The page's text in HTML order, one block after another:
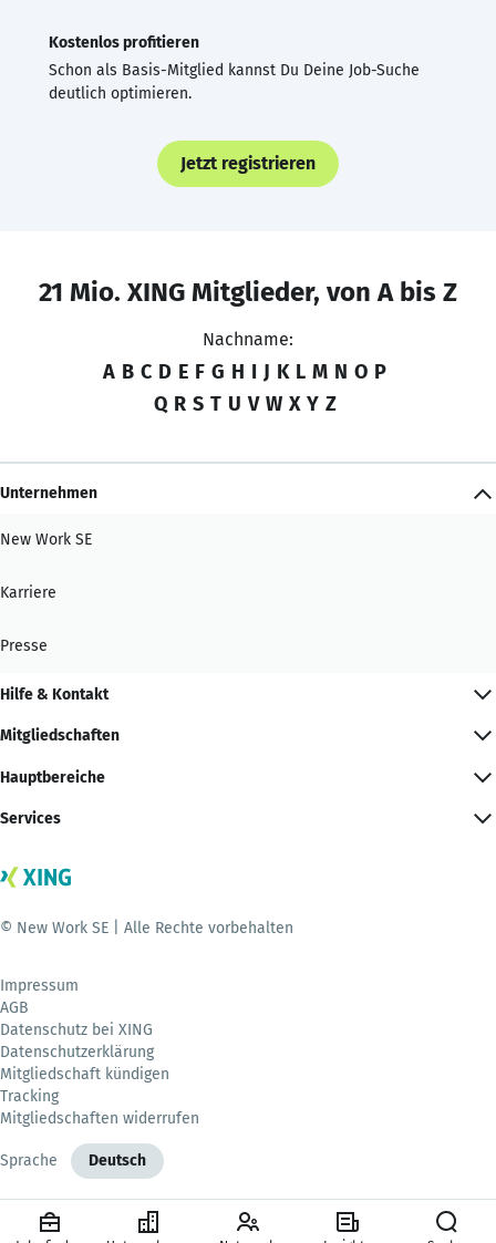
Kostenlos profitieren
Schon als Basis-Mitglied kannst Du Deine Job-Suche
deutlich optimieren.
Jetzt registrieren
21 Mio. XING Mitglieder, von A bis Z
Nachname:
A B C D E F G H I J K L M N O P
Q R S T U V W X Y Z
Unternehmen
New Work SE
Karriere
Presse
Hilfe & Kontakt
Mitgliedschaften
Hauptbereiche
Services
© New Work SE | Alle Rechte vorbehalten
Impressum
AGB
Datenschutz bei XING
Datenschutzerklärung
Mitgliedschaft kündigen
Tracking
Mitgliedschaften widerrufen
Sprache Deutsch